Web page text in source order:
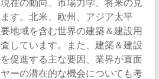
す。北米、欧州、アジア太平
地域を含む世界の建築＆建設用
しています。また、建築＆建設
促進する主な要因、業界が直面
ーの潜在的な機会についても考